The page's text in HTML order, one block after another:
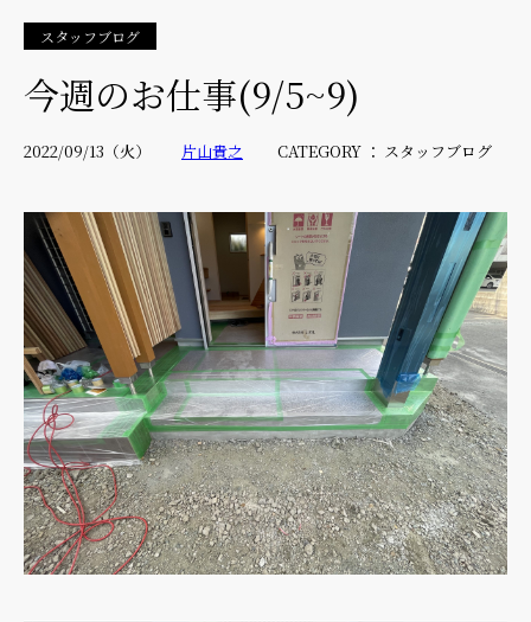
スタッフブログ
今週のお仕事(9/5~9)
2022/09/13（火） 片山貴之 CATEGORY ： スタッフブログ